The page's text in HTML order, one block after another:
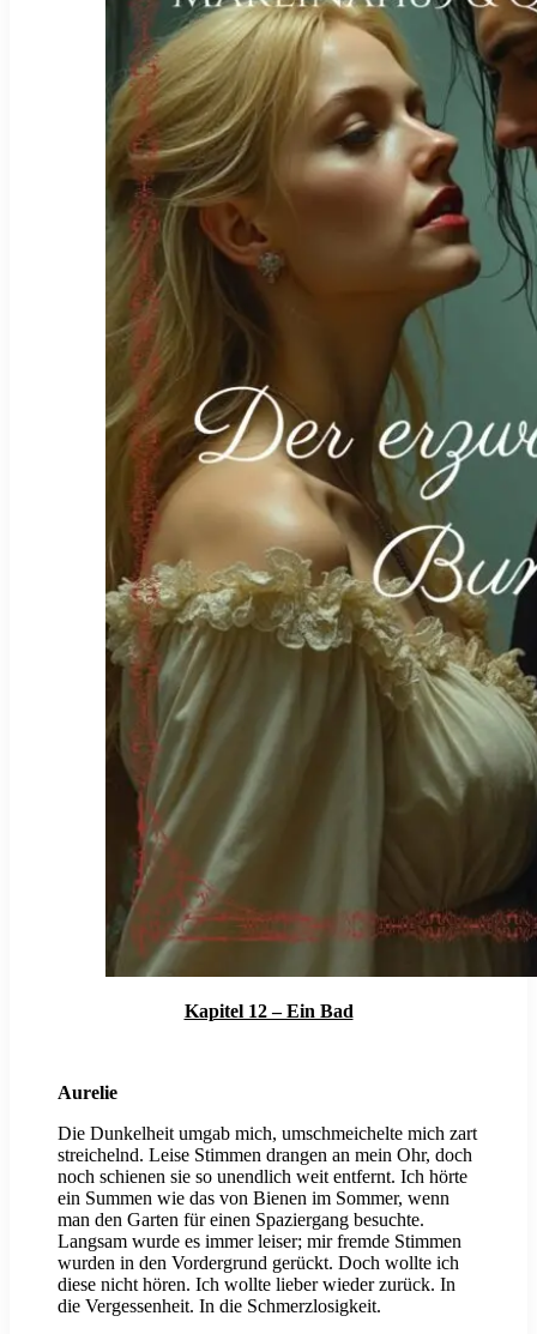
Kapitel 12 – Ein Bad
Aurelie
Die Dunkelheit umgab mich, umschmeichelte mich zart
streichelnd. Leise Stimmen drangen an mein Ohr, doch
noch schienen sie so unendlich weit entfernt. Ich hörte
ein Summen wie das von Bienen im Sommer, wenn
man den Garten für einen Spaziergang besuchte.
Langsam wurde es immer leiser; mir fremde Stimmen
wurden in den Vordergrund gerückt. Doch wollte ich
diese nicht hören. Ich wollte lieber wieder zurück. In
die Vergessenheit. In die Schmerzlosigkeit.